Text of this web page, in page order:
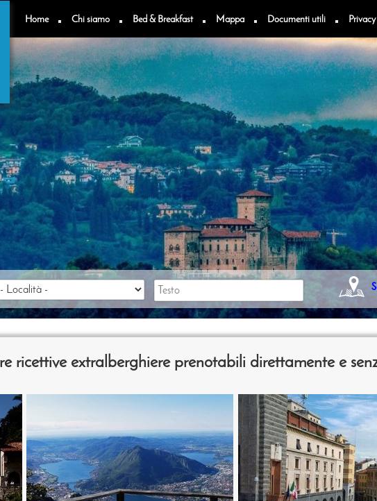
Home Chi siamo Bed & Breakfast Mappa Documenti utili
ricettive extralberghiere prenotabili direttamente e
n